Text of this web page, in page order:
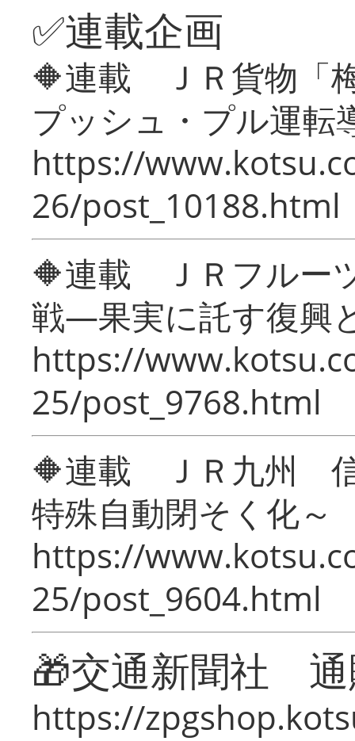
✅連載企画
🔶連載 ＪＲ貨物「
プッシュ・プル運転
https://
26/post_10188.html
🔶連載 ＪＲフルー
戦―果実に託す復興
https://
25/post_9768.html
🔶連載 ＪＲ九州 信
特殊自動閉そく化～
https://
25/post_9604.html
🎁交通新聞社
https://